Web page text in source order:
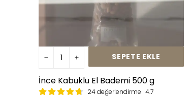
SEPETE EKLE
İnce Kabuklu El Bademi 500 g
24 değerlendirme 4.7